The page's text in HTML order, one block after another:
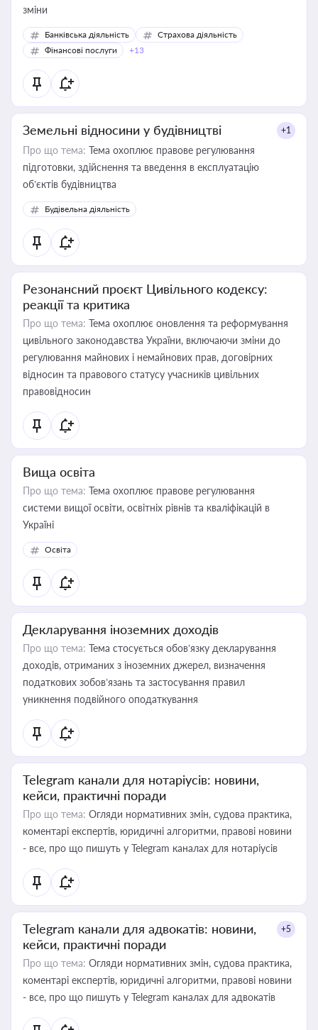
зміни
Банківська діяльність
Страхова діяльність
Фінансові послуги
+13
Земельні відносини у будівництві +1
Про що тема: Тема охоплює правове регулювання
підготовки, здійснення та введення в експлуатацію
об’єктів будівництва
Будівельна діяльність
Резонансний проєкт Цивільного кодексу:
реакції та критика
Про що тема: Тема охоплює оновлення та реформування
цивільного законодавства України, включаючи зміни до
регулювання майнових і немайнових прав, договірних
відносин та правового статусу учасників цивільних
правовідносин
Вища освіта
Про що тема: Тема охоплює правове регулювання
системи вищої освіти, освітніх рівнів та кваліфікацій в
Україні
Освіта
Декларування іноземних доходів
Про що тема: Тема стосується обов’язку декларування
доходів, отриманих з іноземних джерел, визначення
податкових зобов’язань та застосування правил
уникнення подвійного оподаткування
Telegram канали для нотаріусів: новини,
кейси, практичні поради
Про що тема: Огляди нормативних змін, судова практика,
коментарі експертів, юридичні алгоритми, правові новини
- все, про що пишуть у Telegram каналах для нотаріусів
Telegram канали для адвокатів: новини,
кейси, практичні поради
+5
Про що тема: Огляди нормативних змін, судова практика,
коментарі експертів, юридичні алгоритми, правові новини
- все, про що пишуть у Telegram каналах для адвокатів